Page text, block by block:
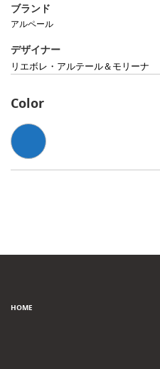
ブランド
アルペール
デザイナー
リエボレ・アルテール＆モリーナ
Color
HOME